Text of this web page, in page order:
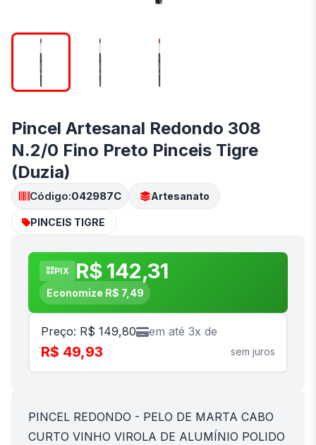
Pincel Artesanal Redondo 308
N.2/0 Fino Preto Pinceis Tigre
(Duzia)
Código:042987C Artesanato
PINCEIS TIGRE
PIX R$ 142,31
Economize R$ 7,49
Preço: R$ 149,80 em até 3x de
R$ 49,93 sem juros
PINCEL REDONDO - PELO DE MARTA CABO
CURTO VINHO VIROLA DE ALUMÍNIO POLIDO